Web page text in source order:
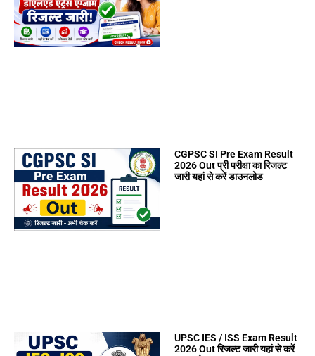
CGPSC SI Pre Exam Result
2026 Out प्री परीक्षा का रिजल्ट
जारी यहां से करें डाउनलोड
UPSC IES / ISS Exam Result
2026 Out रिजल्ट जारी यहां से करें